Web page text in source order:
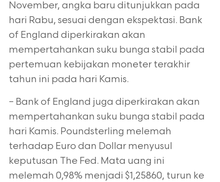
November, angka baru ditunjukkan pada
hari Rabu, sesuai dengan ekspektasi. Bank
of England diperkirakan akan
mempertahankan suku bunga stabil pada
pertemuan kebijakan moneter terakhir
tahun ini pada hari Kamis.
– Bank of England juga diperkirakan akan
mempertahankan suku bunga stabil pada
hari Kamis. Poundsterling melemah
terhadap Euro dan Dollar menyusul
keputusan The Fed. Mata uang ini
melemah 0,98% menjadi $1,25860, turun ke